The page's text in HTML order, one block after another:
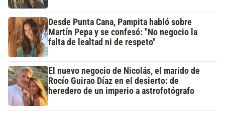
Desde Punta Cana, Pampita habló sobre
Martín Pepa y se confesó: "No negocio la
falta de lealtad ni de respeto"
El nuevo negocio de Nicolás, el marido de
Rocío Guirao Díaz en el desierto: de
heredero de un imperio a astrofotógrafo